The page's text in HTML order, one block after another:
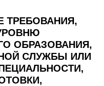
ТРЕБОВАНИЯ,
ОБРАЗОВАНИЯ,
СЛУЖБЫ ИЛИ